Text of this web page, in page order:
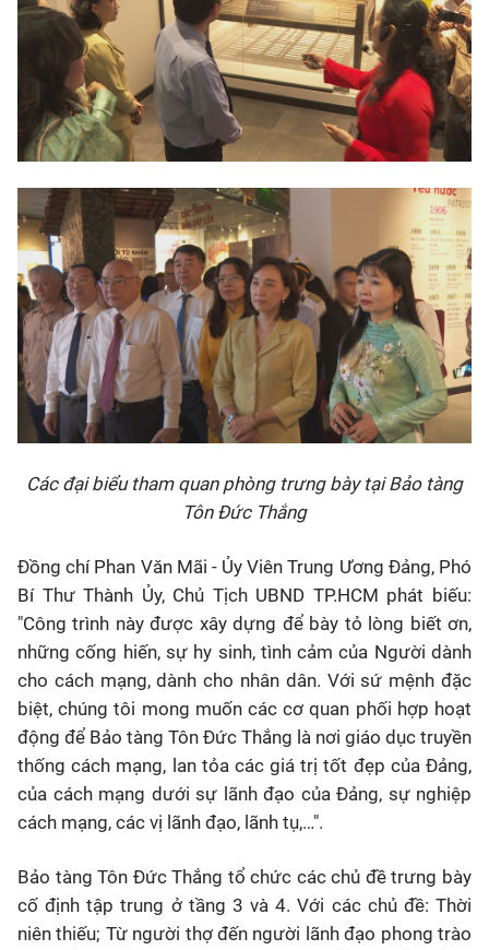
Các đại biểu tham quan phòng trưng bày tại Bảo tàng
Tôn Đức Thắng
Đồng chí Phan Văn Mãi - Ủy Viên Trung Ương Đảng, Phó
Bí Thư Thành Ủy, Chủ Tịch UBND TP.HCM phát biếu:
"Công trình này được xây dựng để bày tỏ lòng biết ơn,
những cống hiến, sự hy sinh, tình cảm của Người dành
cho cách mạng, dành cho nhân dân. Với sứ mệnh đặc
biệt, chúng tôi mong muốn các cơ quan phối hợp hoạt
động để Bảo tàng Tôn Đức Thắng là nơi giáo dục truyền
thống cách mạng, lan tỏa các giá trị tốt đẹp của Đảng,
của cách mạng dưới sự lãnh đạo của Đảng, sự nghiệp
cách mạng, các vị lãnh đạo, lãnh tụ,…".
Bảo tàng Tôn Đức Thắng tổ chức các chủ đề trưng bày
cố định tập trung ở tầng 3 và 4. Với các chủ đề: Thời
niên thiếu; Từ người thợ đến người lãnh đạo phong trào